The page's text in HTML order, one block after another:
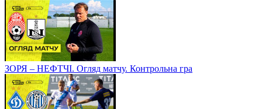
ЗОРЯ – НЕФТЧІ. Огляд матчу. Контрольна гра